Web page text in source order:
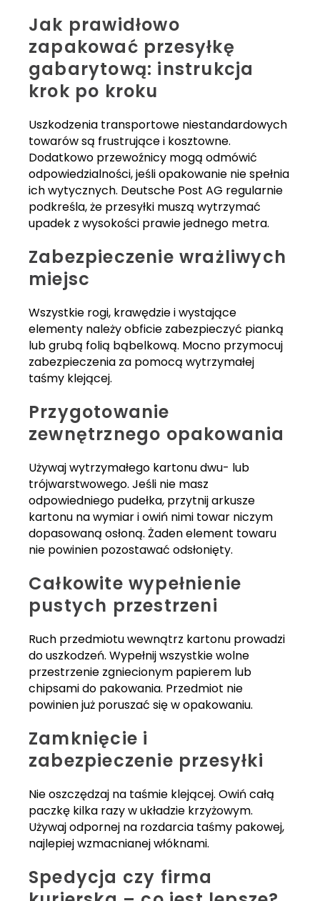
Jak prawidłowo
zapakować przesyłkę
gabarytową: instrukcja
krok po kroku
Uszkodzenia transportowe niestandardowych
towarów są frustrujące i kosztowne.
Dodatkowo przewoźnicy mogą odmówić
odpowiedzialności, jeśli opakowanie nie spełnia
ich wytycznych. Deutsche Post AG regularnie
podkreśla, że przesyłki muszą wytrzymać
upadek z wysokości prawie jednego metra.
Zabezpieczenie wrażliwych
miejsc
Wszystkie rogi, krawędzie i wystające
elementy należy obficie zabezpieczyć pianką
lub grubą folią bąbelkową. Mocno przymocuj
zabezpieczenia za pomocą wytrzymałej
taśmy klejącej.
Przygotowanie
zewnętrznego opakowania
Używaj wytrzymałego kartonu dwu- lub
trójwarstwowego. Jeśli nie masz
odpowiedniego pudełka, przytnij arkusze
kartonu na wymiar i owiń nimi towar niczym
dopasowaną osłoną. Żaden element towaru
nie powinien pozostawać odsłonięty.
Całkowite wypełnienie
pustych przestrzeni
Ruch przedmiotu wewnątrz kartonu prowadzi
do uszkodzeń. Wypełnij wszystkie wolne
przestrzenie zgniecionym papierem lub
chipsami do pakowania. Przedmiot nie
powinien już poruszać się w opakowaniu.
Zamknięcie i
zabezpieczenie przesyłki
Nie oszczędzaj na taśmie klejącej. Owiń całą
paczkę kilka razy w układzie krzyżowym.
Używaj odpornej na rozdarcia taśmy pakowej,
najlepiej wzmacnianej włóknami.
Spedycja czy firma